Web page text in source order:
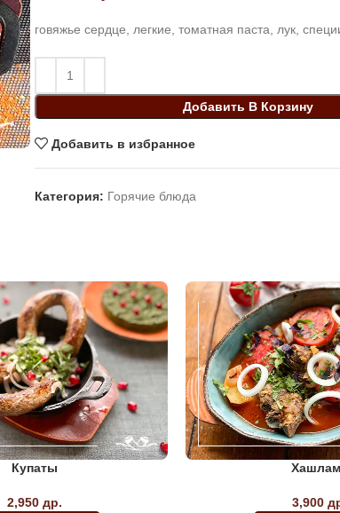
говяжье сердце, легкие, томатная паста, лук,
Добавить В Корзину
Добавить в избранное
Категория: Горячие блюда
Купаты
2,950др. 3,900